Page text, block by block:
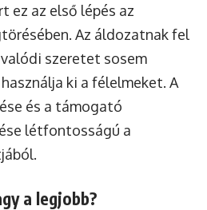
ez az első lépés az
Az áldozatnak fel
szeretet sosem
ki a félelmeket. A
és a támogató
létfontosságú a
a legjobb?